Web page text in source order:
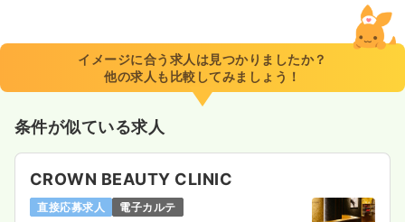
イメージに合う求人は見つかりましたか？
他の求人も比較してみましょう！
条件が似ている求人
CROWN BEAUTY CLINIC
直接応募求人
電子カルテ